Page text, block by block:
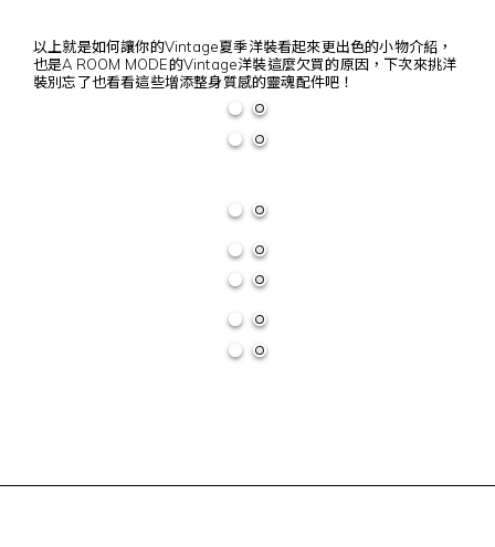
以上就是如何讓你的Vintage夏季洋裝看起來更出色的小物介紹，
也是A ROOM MODE的Vintage洋裝這麼欠買的原因，下次來挑洋
裝別忘了也看看這些增添整身質感的靈魂配件吧！